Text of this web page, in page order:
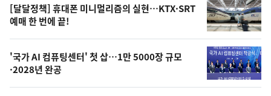
오
늘
의
사
진
[달달정책] 휴대폰 미니멀리즘의 실현…KTX·SRT
예매 한 번에 끝!
'국가 AI 컴퓨팅센터' 첫 삽…1만 5000장 규모
·2028년 완공